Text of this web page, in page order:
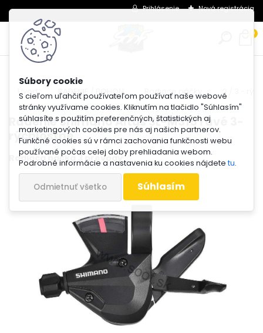
S cieľom uľahčiť používateľom používať naše webové
stránky využívame cookies. Kliknutím na tlačidlo "Súhlasím"
súhlasíte s použitím preferenčných, štatistických aj
marketingových cookies pre nás aj našich partnerov.
Funkčné cookies sú v rámci zachovania funkčnosti webu
používané počas celej doby prehliadania webom.
Podrobné informácie a nastavenia ku cookies nájdete tu.
Odmietnuť všetko Súhlasím
Prihlásenie Nová registrácia
0
Úvod RADENIE / POHON Radiace páčky 2 / 3 -
Radenie Shimano Altus SL-M315 ľavé 3-
rýchlostné
Radiaca páčka 3 prevody